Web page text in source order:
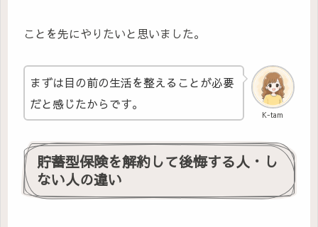
ことを先にやりたいと思いました。
K-tam
まずは目の前の生活を整えることが必要
だと感じたからです。
貯蓄型保険を解約して後悔する人・し
ない人の違い